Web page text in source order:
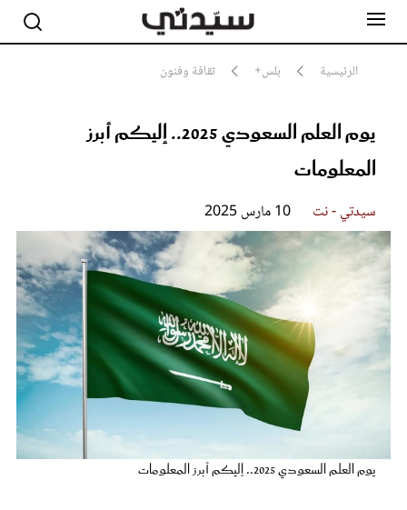
الرئيسية بلس+ ثقافة وفنون
يوم العلم السعودي 2025.. إليكم أبرز
المعلومات
سيدتي - نت 10 مارس 2025
يوم العلم السعودي 2025.. إليكم أبرز المعلومات
مشاهير
أناقة
جمال
سيدتي وطفلك
لايف ستايل
بلس+
مطبخ سيدتي
مقالات الرأي
ستايل